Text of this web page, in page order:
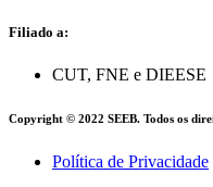
Filiado a:
CUT, FNE e DIEESE
Copyright © 2022 SEEB. Todos os
Política de Privacidade